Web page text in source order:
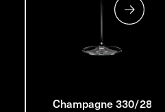
Champagne 330/28